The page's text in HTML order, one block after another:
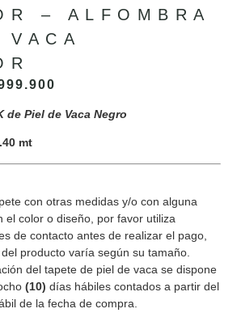
– ALFOMBRA
de Piel de Vaca Negro
mt
con otras medidas y/o con alguna
el color o diseño, por favor utiliza
de contacto antes de realizar el pago,
producto varía según su tamaño.
del tapete de piel de vaca se dispone
(10) días hábiles contados a partir del
de la fecha de compra.